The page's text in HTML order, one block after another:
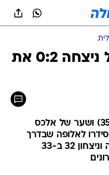
אנגליה: ליברפול ניצחה 0:2 את
פנדל של מוחמד סלאח (35) ושער של אלכס
צ'מברליין (52) סידרו לאלופה שבדרך
פער של 19 נקודות בפסגה וניצחון 32 ב-33